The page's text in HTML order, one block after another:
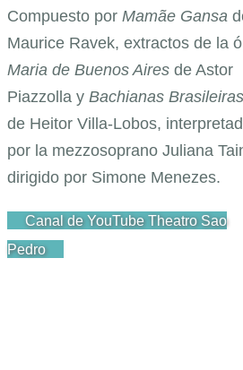
Compuesto por Mamãe Gansa
Maurice Ravek, extractos de la
Maria de Buenos Aires de Astor
Piazzolla y Bachianas
de Heitor Villa-Lobos,
por la mezzosoprano Juliana
dirigido por Simone Menezes.
Canal de YouTube Theatro Sao
Pedro